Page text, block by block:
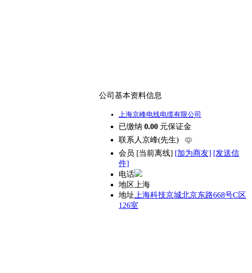
公司基本资料信息
上海京峰电线电缆有限公司
已缴纳 0.00 元保证金
联系人 京峰(先生)
会员 [当前离线] [加为商友] [发送信
件]
电话
地区 上海
地址 上海科技京城北京东路668号C区
126室